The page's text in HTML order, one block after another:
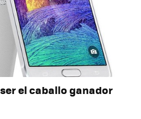
el caballo ganador